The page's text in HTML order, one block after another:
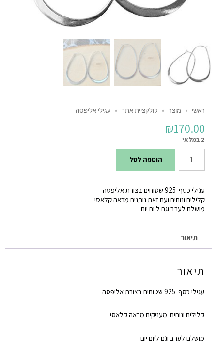
ראשי » מוצר » קולקציית אתר » עגילי אליפסה
₪170.00
2 במלאי
כמות
של
אליפסה
הוספה לסל
עגילי כסף 925 שטוחים בצורת אליפסה
קלילים ונוחים ועם זאת נותנים מראה קלאסי
מושלם לערב וגם ליום יום
תיאור
תיאור
עגילי כסף 925 שטוחים בצורת אליפסה
קלילים ונוחים מעניקים מראה קלאסי
מושלם לערב וגם ליום יום